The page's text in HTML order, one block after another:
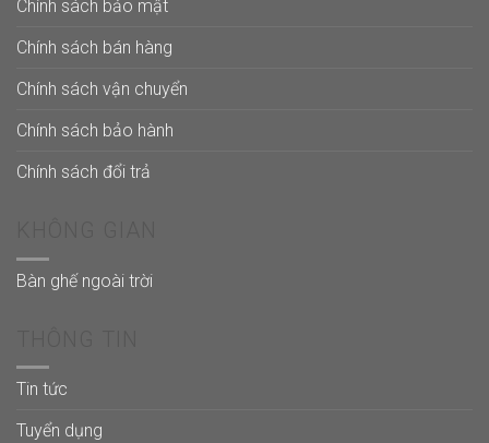
Chính sách bảo mật
Chính sách bán hàng
Chính sách vận chuyển
Chính sách bảo hành
Chính sách đổi trả
Bàn ghế ngoài trời
Tin tức
Tuyển dụng